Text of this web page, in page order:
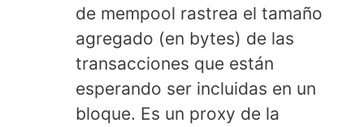
de mempool rastrea el tamaño
agregado (en bytes) de las
transacciones que están
esperando ser incluidas en un
bloque. Es un proxy de la